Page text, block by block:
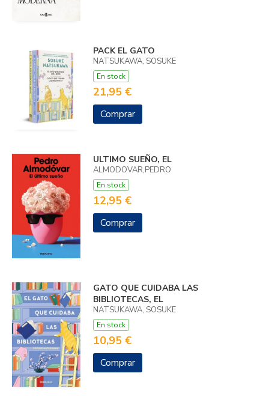
PACK EL GATO
NATSUKAWA, SOSUKE
En stock
21,95 €
Comprar
ULTIMO SUEÑO, EL
ALMODOVAR,PEDRO
En stock
12,95 €
Comprar
GATO QUE CUIDABA LAS
BIBLIOTECAS, EL
NATSUKAWA, SOSUKE
En stock
10,95 €
Comprar